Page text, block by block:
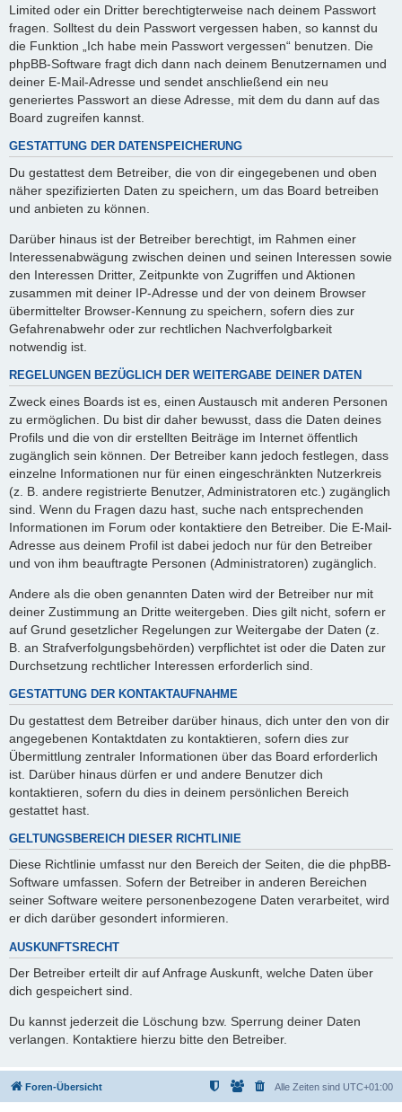
Limited oder ein Dritter berechtigterweise nach deinem Passwort
fragen. Solltest du dein Passwort vergessen haben, so kannst du
die Funktion „Ich habe mein Passwort vergessen“ benutzen. Die
phpBB-Software fragt dich dann nach deinem Benutzernamen und
deiner E-Mail-Adresse und sendet anschließend ein neu
generiertes Passwort an diese Adresse, mit dem du dann auf das
Board zugreifen kannst.
GESTATTUNG DER DATENSPEICHERUNG
Du gestattest dem Betreiber, die von dir eingegebenen und oben
näher spezifizierten Daten zu speichern, um das Board betreiben
und anbieten zu können.
Darüber hinaus ist der Betreiber berechtigt, im Rahmen einer
Interessenabwägung zwischen deinen und seinen Interessen sowie
den Interessen Dritter, Zeitpunkte von Zugriffen und Aktionen
zusammen mit deiner IP-Adresse und der von deinem Browser
übermittelter Browser-Kennung zu speichern, sofern dies zur
Gefahrenabwehr oder zur rechtlichen Nachverfolgbarkeit
notwendig ist.
REGELUNGEN BEZÜGLICH DER WEITERGABE DEINER DATEN
Zweck eines Boards ist es, einen Austausch mit anderen Personen
zu ermöglichen. Du bist dir daher bewusst, dass die Daten deines
Profils und die von dir erstellten Beiträge im Internet öffentlich
zugänglich sein können. Der Betreiber kann jedoch festlegen, dass
einzelne Informationen nur für einen eingeschränkten Nutzerkreis
(z. B. andere registrierte Benutzer, Administratoren etc.) zugänglich
sind. Wenn du Fragen dazu hast, suche nach entsprechenden
Informationen im Forum oder kontaktiere den Betreiber. Die E-Mail-
Adresse aus deinem Profil ist dabei jedoch nur für den Betreiber
und von ihm beauftragte Personen (Administratoren) zugänglich.
Andere als die oben genannten Daten wird der Betreiber nur mit
deiner Zustimmung an Dritte weitergeben. Dies gilt nicht, sofern er
auf Grund gesetzlicher Regelungen zur Weitergabe der Daten (z.
B. an Strafverfolgungsbehörden) verpflichtet ist oder die Daten zur
Durchsetzung rechtlicher Interessen erforderlich sind.
GESTATTUNG DER KONTAKTAUFNAHME
Du gestattest dem Betreiber darüber hinaus, dich unter den von dir
angegebenen Kontaktdaten zu kontaktieren, sofern dies zur
Übermittlung zentraler Informationen über das Board erforderlich
ist. Darüber hinaus dürfen er und andere Benutzer dich
kontaktieren, sofern du dies in deinem persönlichen Bereich
gestattet hast.
GELTUNGSBEREICH DIESER RICHTLINIE
Diese Richtlinie umfasst nur den Bereich der Seiten, die die phpBB-
Software umfassen. Sofern der Betreiber in anderen Bereichen
seiner Software weitere personenbezogene Daten verarbeitet, wird
er dich darüber gesondert informieren.
AUSKUNFTSRECHT
Der Betreiber erteilt dir auf Anfrage Auskunft, welche Daten über
dich gespeichert sind.
Du kannst jederzeit die Löschung bzw. Sperrung deiner Daten
verlangen. Kontaktiere hierzu bitte den Betreiber.
Foren-Übersicht Alle Zeiten sind UTC+01:00